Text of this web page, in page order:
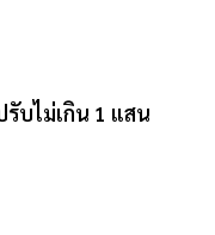
บไม่เกิน 1 แสน